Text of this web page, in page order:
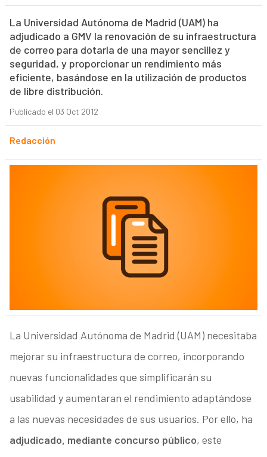
La Universidad Autónoma de Madrid (UAM) ha
adjudicado a GMV la renovación de su infraestructura
de correo para dotarla de una mayor sencillez y
seguridad, y proporcionar un rendimiento más
eficiente, basándose en la utilización de productos
de libre distribución.
Publicado el 03 Oct 2012
Redacción
La Universidad Autónoma de Madrid (UAM) necesitaba
mejorar su infraestructura de correo, incorporando
nuevas funcionalidades que simplificarán su
usabilidad y aumentaran el rendimiento adaptándose
a las nuevas necesidades de sus usuarios. Por ello, ha
adjudicado, mediante concurso público, este